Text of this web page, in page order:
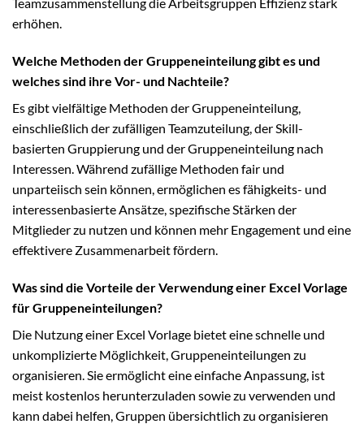
Teamzusammenstellung die Arbeitsgruppen Effizienz stark
erhöhen.
Welche Methoden der Gruppeneinteilung gibt es und
welches sind ihre Vor- und Nachteile?
Es gibt vielfältige Methoden der Gruppeneinteilung,
einschließlich der zufälligen Teamzuteilung, der Skill-
basierten Gruppierung und der Gruppeneinteilung nach
Interessen. Während zufällige Methoden fair und
unparteiisch sein können, ermöglichen es fähigkeits- und
interessenbasierte Ansätze, spezifische Stärken der
Mitglieder zu nutzen und können mehr Engagement und eine
effektivere Zusammenarbeit fördern.
Was sind die Vorteile der Verwendung einer Excel Vorlage
für Gruppeneinteilungen?
Die Nutzung einer Excel Vorlage bietet eine schnelle und
unkomplizierte Möglichkeit, Gruppeneinteilungen zu
organisieren. Sie ermöglicht eine einfache Anpassung, ist
meist kostenlos herunterzuladen sowie zu verwenden und
kann dabei helfen, Gruppen übersichtlich zu organisieren